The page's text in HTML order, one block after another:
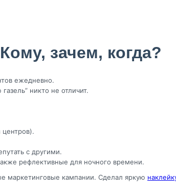
зачем, когда?
ежедневно.
никто не отличит.
центров).
с другими.
рефлективные для ночного времени.
маркетинговые кампании. Сделал яркую